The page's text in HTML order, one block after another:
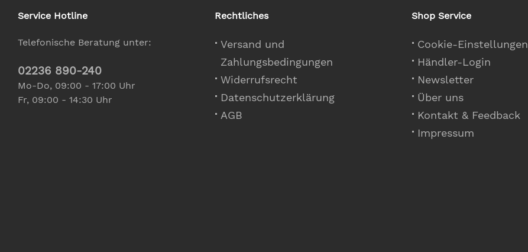
Service Hotline
Telefonische Beratung unter:
02236 890-240
Mo-Do, 09:00 - 17:00 Uhr
Fr, 09:00 - 14:30 Uhr
Rechtliches
Versand und
Zahlungsbedingungen
Widerrufsrecht
Datenschutzerklärung
AGB
Shop Service
Cookie-Einstellungen
Händler-Login
Newsletter
Über uns
Kontakt & Feedback
Impressum